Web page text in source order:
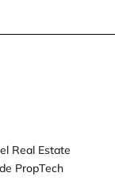
Real Estate
PropTech